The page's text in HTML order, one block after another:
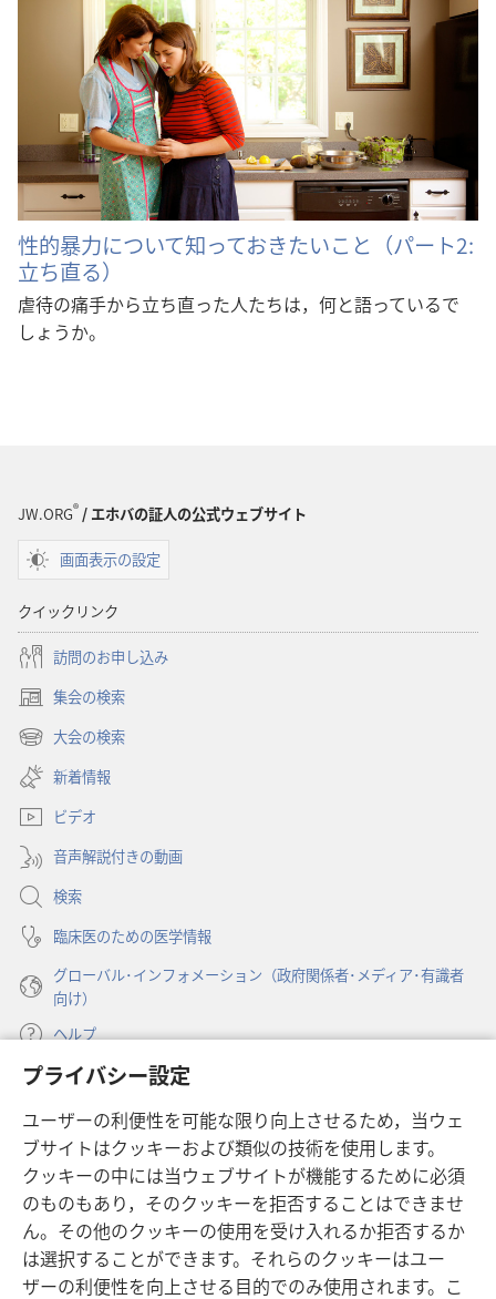
プライバシー設定
ユーザーの利便性を可能な限り向上させるため，当ウェ
ブサイトはクッキーおよび類似の技術を使用します。
クッキーの中には当ウェブサイトが機能するために必須
のものもあり，そのクッキーを拒否することはできませ
ん。その他のクッキーの使用を受け入れるか拒否するか
は選択することができます。それらのクッキーはユー
ザーの利便性を向上させる目的でのみ使用されます。こ
性的暴力について知っておきたいこと（パート2:
立ち直る）
虐待の痛手から立ち直った人たちは，何と語っているで
しょうか。
JW.ORG® / エホバの証人の公式ウェブサイト
画面表示の設定
クイックリンク
訪問のお申し込み
集会の検索
（新
し
タ
で
開
く）
大会の検索
（新
し
い
タ
ブ
で
開
く）
新着情報
ビデオ
音声解説付きの動画
検索
臨床医のための医学情報
グローバル･インフォメーション（政府関係者･メディア･有識者
向け）
ヘルプ
寄付
し
い
タ
ブ
で
開
く）
ものみの塔 オンライン・ライブラリー
（新
し
い
タ
ブ
で
JW Hub ®
（新
し
い
タ
JW Library
®